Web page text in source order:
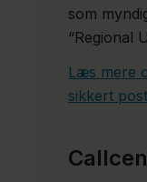
som
“Regional
Læs mere
sikkert